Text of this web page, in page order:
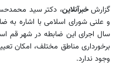
گزارشخبرآنلاین، دکتر سید
و علنی شورای اسلامی با اشاره به
سال اجرای این ضابطه در شهر قم
برخورداری مناطق مختلف، امکان
وجود ندارد.